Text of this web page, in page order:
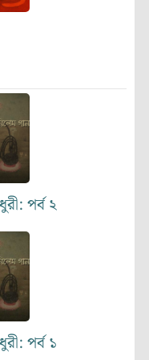
পর্ব ২
পর্ব ১